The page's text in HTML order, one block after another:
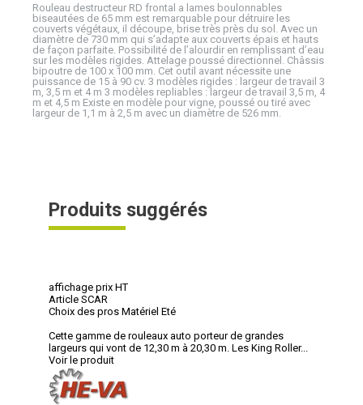
Rouleau destructeur RD frontal a lames boulonnables
biseautées de 65 mm est remarquable pour détruire les
couverts végétaux, il découpe, brise très près du sol. Avec un
diamètre de 730 mm qui s’adapte aux couverts épais et hauts
de façon parfaite. Possibilité de l’alourdir en remplissant d’eau
sur les modèles rigides. Attelage poussé directionnel. Châssis
bipoutre de 100 x 100 mm. Cet outil avant nécessite une
puissance de 15 à 90 cv. 3 modèles rigides : largeur de travail 3
m, 3,5 m et 4 m 3 modèles repliables : largeur de travail 3,5 m, 4
m et 4,5 m Existe en modèle pour vigne, poussé ou tiré avec
largeur de 1,1 m à 2,5 m avec un diamètre de 526 mm.
Produits suggérés
affichage prix HT
Article SCAR
Choix des pros Matériel Eté
Cette gamme de rouleaux auto porteur de grandes
largeurs qui vont de 12,30 m à 20,30 m. Les King Roller...
Voir le produit